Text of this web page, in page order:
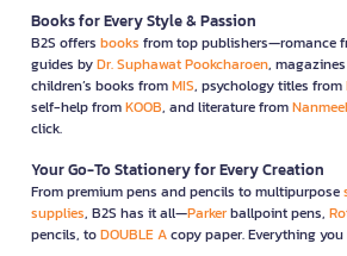
Books for Every Style & Passion
B2S offers books from top publishers—romance
guides byDr. Suphawat Pookcharoen,
children’s books fromMIS, psychology titles from
self-help fromKOOB, and literature from
click.
Your Go-To Stationery for Every Creation
From premium pens and pencils to multipurpose
supplies, B2S has it all—Parkerballpoint pens,
pencils, toDOUBLE Acopy paper. Everything